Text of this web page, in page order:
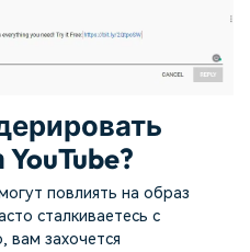
повлиять на образ
сталкиваетесь с
вам захочется